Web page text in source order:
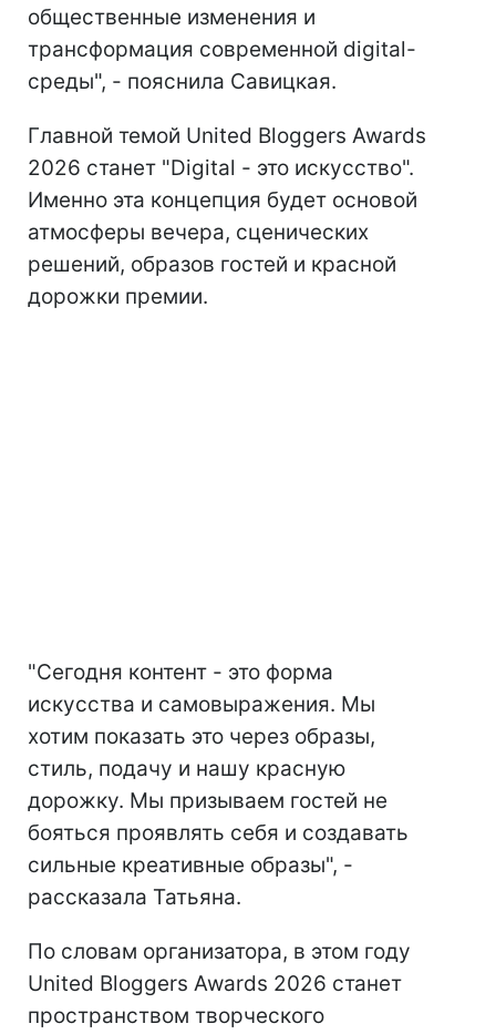
общественные изменения и
трансформация современной digital-
среды", - пояснила Савицкая.
Главной темой United Bloggers Awards
2026 станет "Digital - это искусство".
Именно эта концепция будет основой
атмосферы вечера, сценических
решений, образов гостей и красной
дорожки премии.
"Сегодня контент - это форма
искусства и самовыражения. Мы
хотим показать это через образы,
стиль, подачу и нашу красную
дорожку. Мы призываем гостей не
бояться проявлять себя и создавать
сильные креативные образы", -
рассказала Татьяна.
По словам организатора, в этом году
United Bloggers Awards 2026 станет
пространством творческого